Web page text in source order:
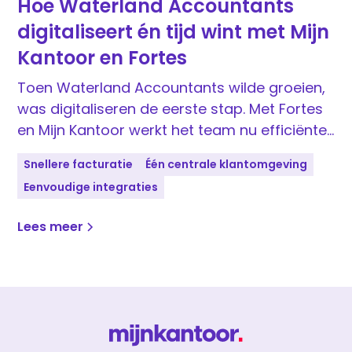
Hoe Waterland Accountants
digitaliseert én tijd wint met Mijn
Kantoor en Fortes
Toen Waterland Accountants wilde groeien,
was digitaliseren de eerste stap. Met Fortes
en Mijn Kantoor werkt het team nu efficiënter
Snellere facturatie
Één centrale klantomgeving
Eenvoudige integraties
Lees meer